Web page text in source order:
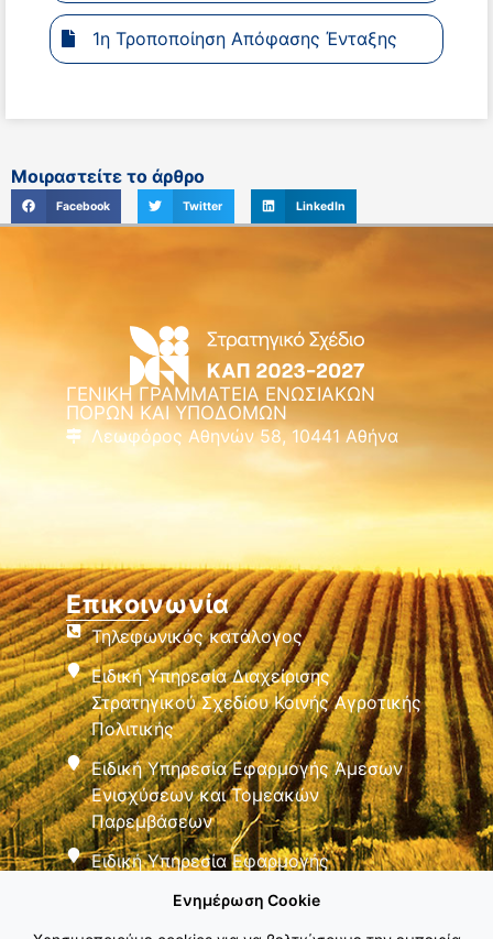
1η Τροποποίηση Απόφασης Ένταξης
Μοιραστείτε το άρθρο
Facebook Twitter LinkedIn
ΓΕΝΙΚΗ ΓΡΑΜΜΑΤΕΙΑ ΕΝΩΣΙΑΚΩΝ
ΠΟΡΩΝ ΚΑΙ ΥΠΟΔΟΜΩΝ
Λεωφόρος Αθηνών 58, 10441 Αθήνα
Επικοινωνία
Τηλεφωνικός κατάλογος
Ειδική Υπηρεσία Διαχείρισης
Στρατηγικού Σχεδίου Κοινής Αγροτικής
Πολιτικής
Ειδική Υπηρεσία Εφαρμογής Άμεσων
Ενισχύσεων και Τομεακών
Παρεμβάσεων
Ειδική Υπηρεσία Εφαρμογής
Ενημέρωση Cookie